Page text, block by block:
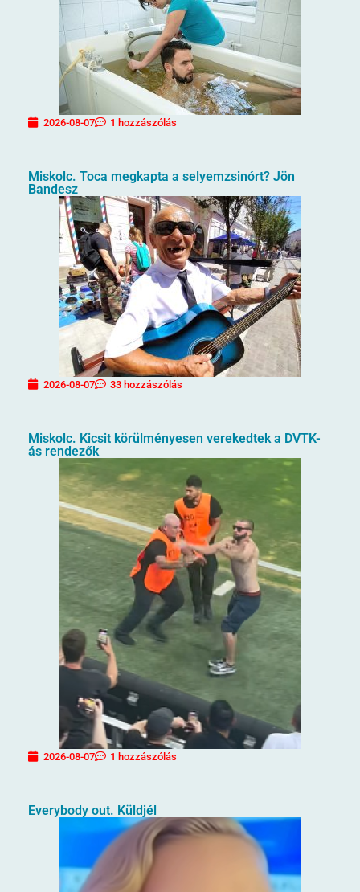
2026-08-07 1 hozzászólás
Miskolc. Toca megkapta a selyemzsinórt? Jön
Bandesz
2026-08-07 33 hozzászólás
Miskolc. Kicsit körülményesen verekedtek a DVTK-
ás rendezők
2026-08-07 1 hozzászólás
Everybody out. Küldjél